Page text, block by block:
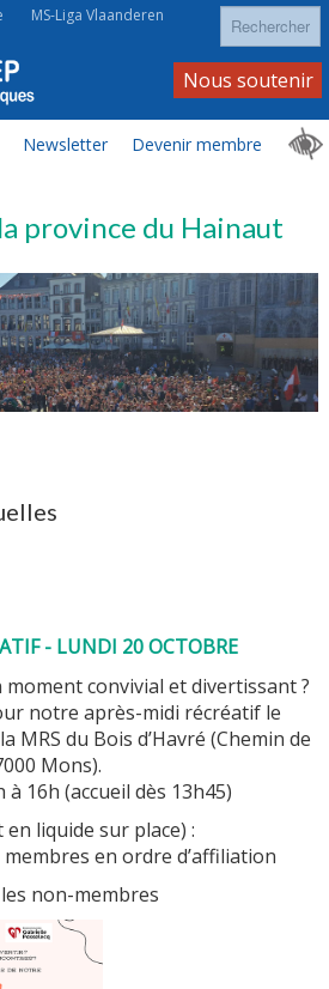
MS-Liga Vlaanderen Rechercher
Newsletter
Nous soutenir
Devenir membre
province du Hainaut
- LUNDI 20 OCTOBRE
moment convivial et divertissant ?
notre après-midi récréatif le
MRS du Bois d’Havré (Chemin de
Mons).
à 16h (accueil dès 13h45)
liquide sur place) :
en ordre d’affiliation
non-membres